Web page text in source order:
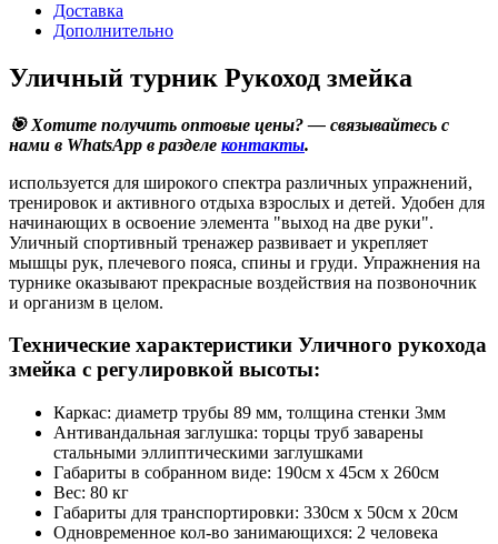
Доставка
Дополнительно
Уличный турник Рукоход змейка
🎯 Хотите получить оптовые цены? — связывайтесь с
нами в WhatsApp в разделе контакты.
используется для широкого спектра различных упражнений,
тренировок и активного отдыха взрослых и детей. Удобен для
начинающих в освоение элемента "выход на две руки".
Уличный спортивный тренажер развивает и укрепляет
мышцы рук, плечевого пояса, спины и груди. Упражнения на
турнике оказывают прекрасные воздействия на позвоночник
и организм в целом.
Технические характеристики Уличного рукохода
змейка с регулировкой высоты:
Каркас: диаметр трубы 89 мм, толщина стенки 3мм
Антивандальная заглушка: торцы труб заварены
стальными эллиптическими заглушками
Габариты в собранном виде: 190см х 45см х 260см
Вес: 80 кг
Габариты для транспортировки: 330см х 50см х 20см
Одновременное кол-во занимающихся: 2 человека